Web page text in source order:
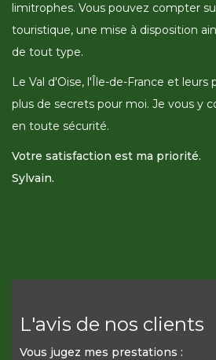
limitrophes. Vous pouvez compter
touristique, une mise à disposition
de tout type.
Le Val d'Oise, l'Île-de-France et leurs
plus de secrets pour moi. Je vous y
en toute sécurité.
Votre satisfaction est ma priorité.
Sylvain.
L'avis de nos clients
Vous jugez mes prestations :